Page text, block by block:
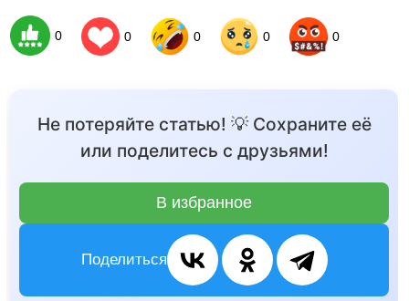
0 0 0 0 0
Не потеряйте статью! 💡 Сохраните её
или поделитесь с друзьями!
В избранное
Поделиться